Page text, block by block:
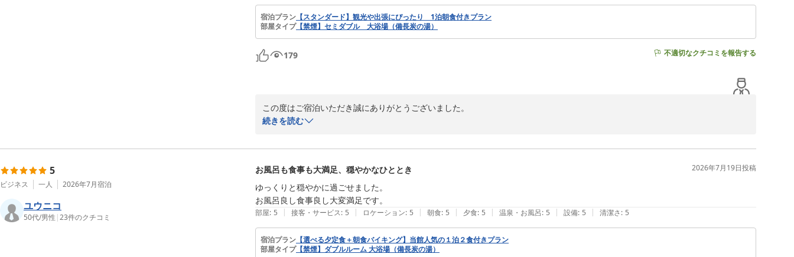
これからも、変わらぬ安心と、ちょっとした嬉しさを感じていただけるホテルであり続けられるよう努めてまいります。またのお
越しを心よりお待ちしております。
全国160店舗展開中BBHグループ
2026-06-01
宿泊プラン 【スタンダード】観光や出張にぴったり 1泊朝食付きプラン
部屋タイプ【禁煙】セミダブル 大浴場（備長炭の湯）
179 不適切なクチコミを報告する
この度はご宿泊いただき誠にありがとうございました。
受け止めております。
安全にご来店いただけるよう、周辺環境の改善について関係機関へ相談を進めるとともに、できる範囲での対策を検討してまいり
ます。
なお、コンビニにつきましては徒歩3分ほどの場所にもございますので、あわせてご利用いただければ幸いです。
全国160店舗展開中BBHグループ
続きを読む
5
ビジネス 一人 2026年7月宿泊
ユウニコ
50代/男性 |23件のクチコミ
お風呂も食事も大満足、穏やかなひととき 2026年7月19日投稿
ゆっくりと穏やかに過ごせました。
お風呂良し食事良し大変満足です。
部屋: 5 | 接客・サービス: 5 | ロケーション: 5 | 朝食: 5 | 夕食: 5 | 温泉・お風呂: 5 | 設備: 5 | 清潔さ: 5
宿泊プラン 【選べる夕定食＋朝食バイキング】当館人気の１泊２食付きプラン
部屋タイプ【禁煙】ダブルルーム 大浴場（備長炭の湯）